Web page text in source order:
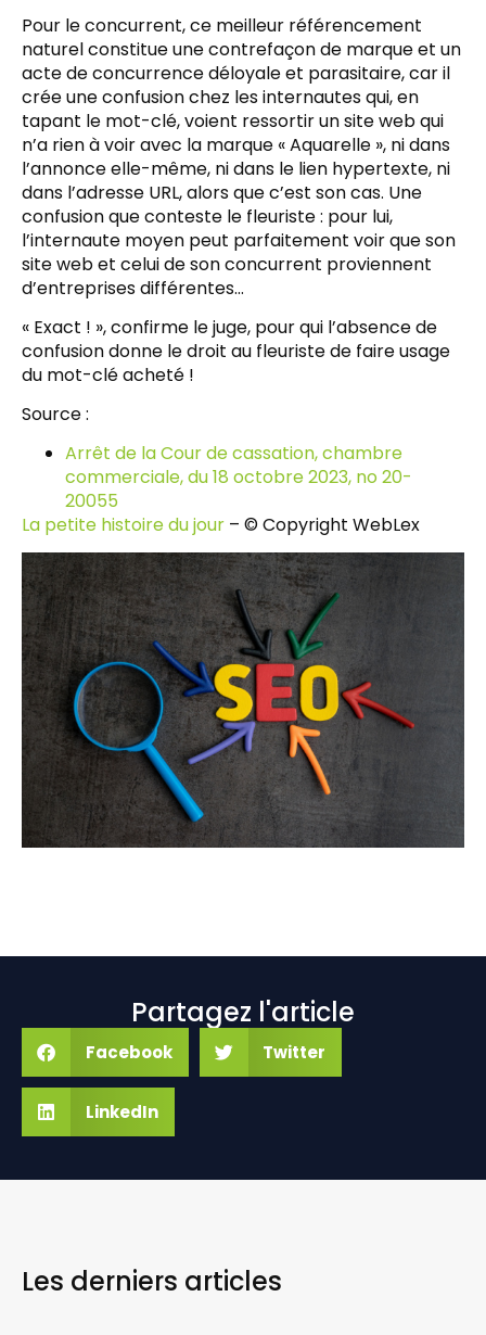
Pour le concurrent, ce meilleur référencement
naturel constitue une contrefaçon de marque et un
acte de concurrence déloyale et parasitaire, car il
crée une confusion chez les internautes qui, en
tapant le mot-clé, voient ressortir un site web qui
n’a rien à voir avec la marque « Aquarelle », ni dans
l’annonce elle-même, ni dans le lien hypertexte, ni
dans l’adresse URL, alors que c’est son cas. Une
confusion que conteste le fleuriste : pour lui,
l’internaute moyen peut parfaitement voir que son
site web et celui de son concurrent proviennent
d’entreprises différentes…
« Exact ! », confirme le juge, pour qui l’absence de
confusion donne le droit au fleuriste de faire usage
du mot-clé acheté !
Source :
Arrêt de la Cour de cassation, chambre
commerciale, du 18 octobre 2023, no 20-
20055
La petite histoire du jour – © Copyright WebLex
Partagez l'article
Facebook Twitter
LinkedIn
Les derniers articles